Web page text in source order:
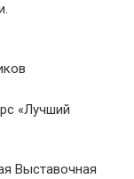
«Лучший
Выставочная